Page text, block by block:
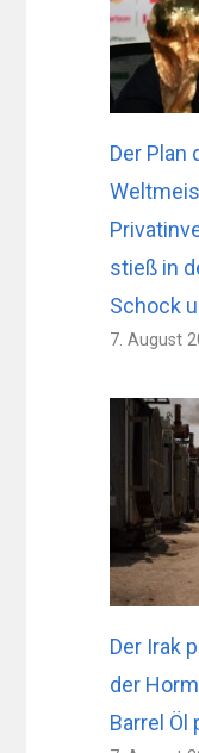
Der Plan
stieß in
Schock
7. August
Der Irak
der
Barrel Öl